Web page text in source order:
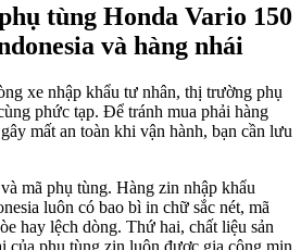
tùng Honda Vario 150
và hàng nhái
xe nhập khẩu tư nhân, thị trường phụ
phức tạp. Để tránh mua phải hàng
mất an toàn khi vận hành, bạn cần lưu
mã phụ tùng. Hàng zin nhập khẩu
luôn có bao bì in chữ sắc nét, mã
hay lệch dòng. Thứ hai, chất liệu sản
của phụ tùng zin luôn được gia công mịn